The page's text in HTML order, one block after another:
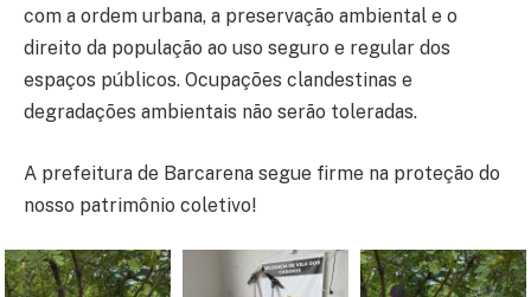
com a ordem urbana, a preservação ambiental e o
direito da população ao uso seguro e regular dos
espaços públicos. Ocupações clandestinas e
degradações ambientais não serão toleradas.
A prefeitura de Barcarena segue firme na proteção do
nosso patrimônio coletivo!